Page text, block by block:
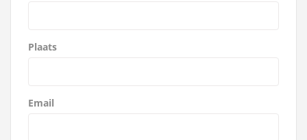
Plaats
Email